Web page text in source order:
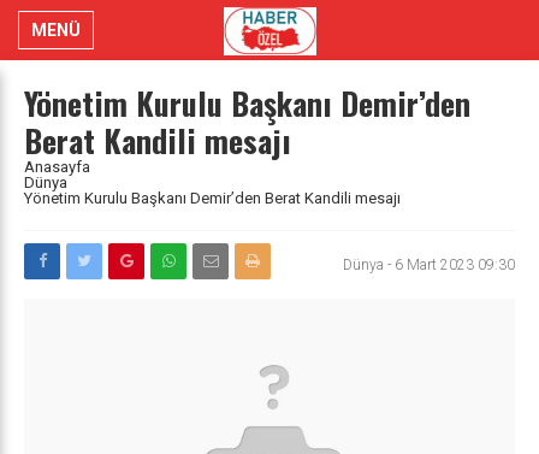
MENÜ
Yönetim Kurulu Başkanı Demir’den
Berat Kandili mesajı
Anasayfa
Dünya
Yönetim Kurulu Başkanı Demir’den Berat Kandili mesajı
Dünya - 6 Mart 2023 09:30